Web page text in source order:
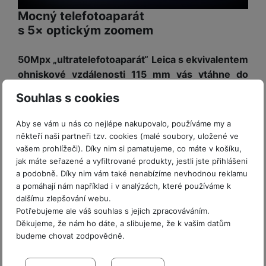
Souhlas s cookies
Aby se vám u nás co nejlépe nakupovalo, používáme my a
někteří naši partneři tzv. cookies (malé soubory, uložené ve
vašem prohlížeči). Díky nim si pamatujeme, co máte v košíku,
jak máte seřazené a vyfiltrované produkty, jestli jste přihlášeni
a podobně. Díky nim vám také nenabízíme nevhodnou reklamu
a pomáhají nám například i v analýzách, které používáme k
dalšímu zlepšování webu.
Potřebujeme ale váš souhlas s jejich zpracováváním.
Děkujeme, že nám ho dáte, a slibujeme, že k vašim datům
budeme chovat zodpovědně.
Nastavení souhlasů s kategoriemi
ří
s
š
e
s
p
r
o
A
ir
P
o
s
m
ě
o
v
k
rt
y
n
i
e
P
s
e
n
s
t
v
í
p
o
d
o
P
o
z
p
r
o
A
ir
p
o
s
H
e
n
p
í
s
u
š
e
n
t
i
č
e
Mocný telefotoaparát
s 5× optickým zoomem
50Mpx „ultratelefotoaparát“ Leica s ekvivalentem
ohniskové vzdálenosti 115 mm vás vtáhne do
akce. Xiaomi 17T Pro nabízí
zoom v optické kvalitě, 20× ultra zoom a
teoreticky až 120násobné přiblížení(to už
samozřejmě digitálně, podpořené AI). U
takovéhoto fotoaparátu je důležitým parametrem
taképravá, optická stabilizace obrazu (OIS) .